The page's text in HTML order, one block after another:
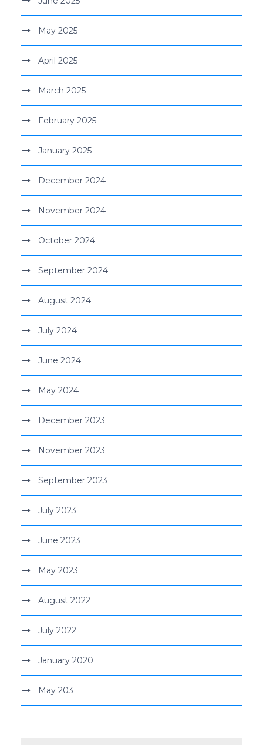
May 2025
April 2025
March 2025
February 2025
January 2025
December 2024
November 2024
October 2024
September 2024
August 2024
July 2024
June 2024
May 2024
December 2023
November 2023
September 2023
July 2023
June 2023
May 2023
August 2022
July 2022
January 2020
May 203